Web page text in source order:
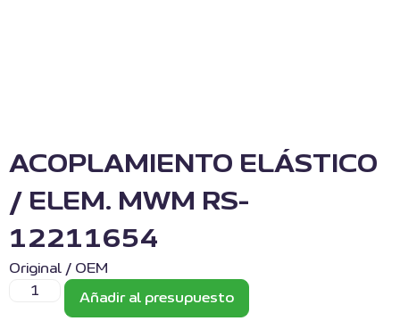
ACOPLAMIENTO ELÁSTICO
/ ELEM. MWM RS-
12211654
Original / OEM
Añadir al presupuesto